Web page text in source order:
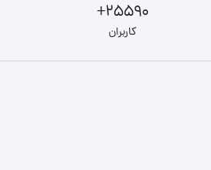
25590+
کاربران